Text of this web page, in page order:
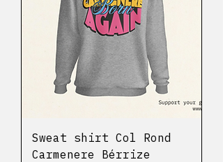
Sweat shirt Col Rond
Carmenere Bérrize